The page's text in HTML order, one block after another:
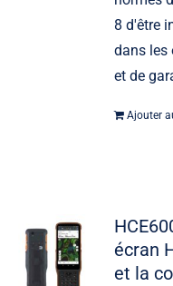
8 d'être
dans les
et de
Ajouter
écran
et la